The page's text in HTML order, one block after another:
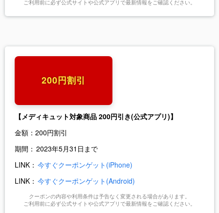
ご利用前に必ず公式サイトや公式アプリで最新情報をご確認ください。
200円割引
【メディキュット対象商品 200円引き(公式アプリ)】
金額： 200円割引
期間： 2023年5月31日まで
LINK： 今すぐクーポンゲット(iPhone)
LINK： 今すぐクーポンゲット(Android)
クーポンの内容や利用条件は予告なく変更される場合があります。
ご利用前に必ず公式サイトや公式アプリで最新情報をご確認ください。